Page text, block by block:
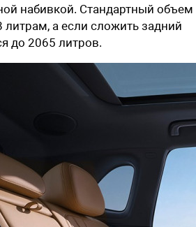
набивкой. Стандартный объем
литрам, а если сложить задний
до 2065 литров.